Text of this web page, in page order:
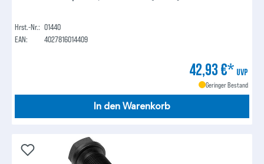
Hrst.-Nr.: 01440
EAN:
4027816014409
42,93 €* UVP
Geringer Bestand
In den Warenkorb